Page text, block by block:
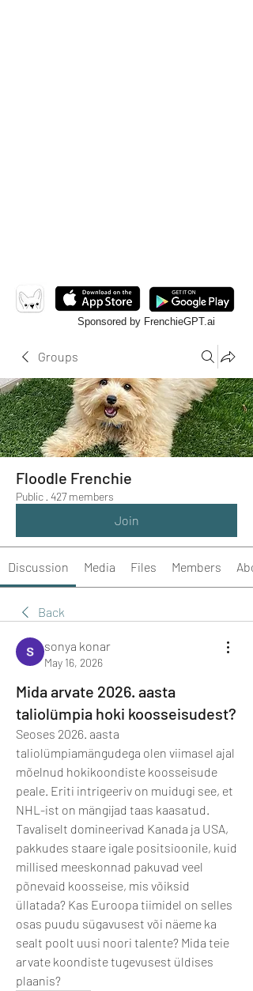
Sponsored by FrenchieGPT.ai
Groups
Floodle Frenchie
Public · 427 members
Join
Discussion Media Files Members
Back
sonya konar
May 16, 2026
Mida arvate 2026. aasta
taliolümpia hoki koosseisudest?
Seoses 2026. aasta
taliolümpiamängudega olen viimasel ajal
mõelnud hokikoondiste koosseisude
peale. Eriti intrigeeriv on muidugi see, et
NHL-ist on mängijad taas kaasatud.
Tavaliselt domineerivad Kanada ja USA,
pakkudes staare igale positsioonile, kuid
millised meeskonnad pakuvad veel
põnevaid koosseise, mis võiksid
üllatada? Kas Euroopa tiimidel on selles
osas puudu sügavusest või näeme ka
sealt poolt uusi noori talente? Mida teie
arvate koondiste tugevusest üldises
plaanis?